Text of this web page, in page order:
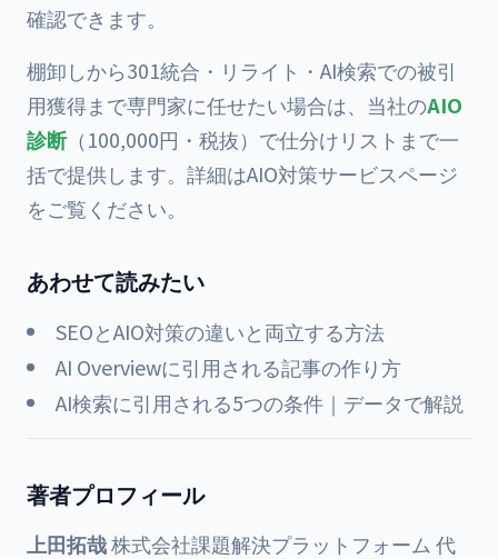
確認できます。
棚卸しから301統合・リライト・AI検索での被引
用獲得まで専門家に任せたい場合は、当社のAIO
診断（100,000円・税抜）で仕分けリストまで一
括で提供します。詳細はAIO対策サービスページ
をご覧ください。
あわせて読みたい
SEOとAIO対策の違いと両立する方法
AI Overviewに引用される記事の作り方
AI検索に引用される5つの条件｜データで解説
著者プロフィール
上田拓哉株式会社課題解決プラットフォーム 代